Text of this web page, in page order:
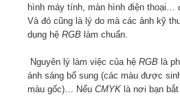
hình máy tính, màn hình điện thoại…
Và đó cũng là lý do mà các ảnh kỹ
dụng hệ RGB làm chuẩn.
Nguyên lý làm việc của hệ RGB là
ánh sáng bổ sung (các màu được
màu gốc)… Nếu CMYK là nơi bạn